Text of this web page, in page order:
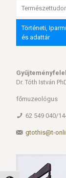
Történeti,
és adattár
Dr. Tóth István
főmuzeológus
62 549 040/
gtothis@t-